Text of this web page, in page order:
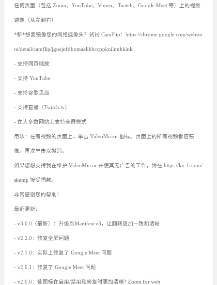
任何页面（包括 Zoom、YouTube、Vimeo、Twitch、Google Meet 等）上的视频
镜像（从左到右）
*新*想要镜像您的网络摄像头？试试 CamFlip：https://chrome.google.com/websto
re/detail/camflip/jgnejnfdbomaelibbccppknilnnhklnk
- 支持网页缩放
- 支持 YouTube
- 支持谷歌见面
- 支持直播（Twitch.tv）
- 在大多数网站上支持全屏模式
用法：在有视频的页面上，单击 VideoMirror 图标。页面上的所有视频都应镜
像。再次单击以撤消。
如果您想支持我在维护 VideoMirror 并使其无广告的工作，请在 https://ko-fi.com/
skemp 接受捐款。
非常感谢您的帮助！
最近更新：
- v3.0.0（最新）：升级到Manifest v3，让翻转更加一致和清晰
- v2.2.0：修复全屏问题
- v2.1.0：实际上修复了 Google Meet 问题
- v2.0.1：修复了 Google Meet 问题
- v2.0.0：使图标在启用/禁用和修复时更加清晰? Zoom for web